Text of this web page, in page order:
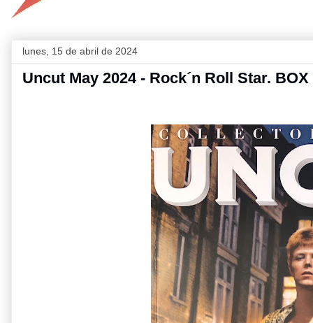
lunes, 15 de abril de 2024
Uncut May 2024 - Rock´n Roll Star. BOX